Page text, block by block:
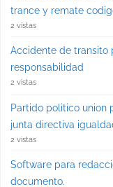
trance y remate
2 vistas
Accidente de transito
responsabilidad
2 vistas
Partido politico union
junta directiva
2 vistas
Software para
documento.